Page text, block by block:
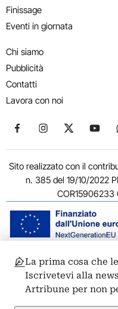
Finissage
Eventi in giornata
Chi siamo
Pubblicità
Contatti
Lavora con noi
Seguici su Facebook
Seguici suSeguici su X
Sito realizzato con il
n. 385 del 19/10/2022
© 2011-2026 ARTRIBUNE
00186 Roma - P.I.
Privacy: Responsabile della
ARTRIBUNE srl – Corso
La prima cosa che
Iscrivetevi alla
Artribune per non